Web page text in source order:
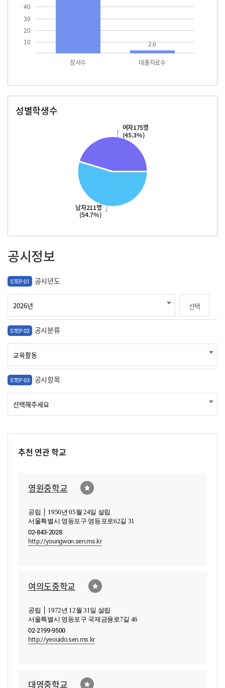
10
20
30
40
장서수 대출자료수
2.6
성별학생수
남자211명
(54.7%)
여자175명
(45.3%)
공시정보
STEP 01 공시년도
선택
STEP 02 공시분류
STEP 03 공시항목
추천 연관 학교
영원중학교
공립 │ 1950년 05월 24일 설립
서울특별시 영등포구 영등포로62길 31
02-843-2028
http://youngwon.sen.ms.kr
여의도중학교
공립 │ 1972년 12월 31일 설립
서울특별시 영등포구 국제금융로7길 46
02-2199-9500
http://yeouido.sen.ms.kr
대영중학교